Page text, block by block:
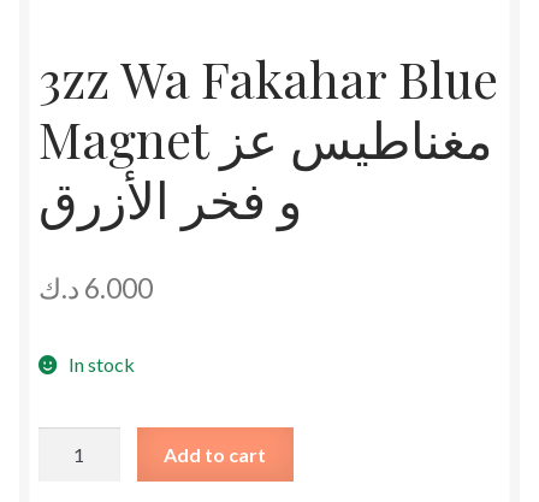
3zz Wa Fakahar Blue
Magnet مغناطيس عز
و فخر الأزرق
6.000 د.ك
In stock
Add to cart